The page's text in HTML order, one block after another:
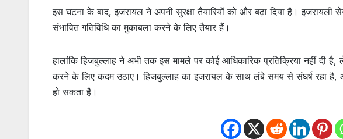
इस घटना के बाद, इजरायल ने अपनी सुरक्षा तैयारियों को और बढ़ा दिया है। इजरायली
संभावित गतिविधि का मुकाबला करने के लिए तैयार हैं।
हालांकि हिजबुल्लाह ने अभी तक इस मामले पर कोई आधिकारिक प्रतिक्रिया नहीं
करने के लिए कदम उठाए। हिजबुल्लाह का इजरायल के साथ लंबे समय से संघर्ष रहा है,
हो सकता है।